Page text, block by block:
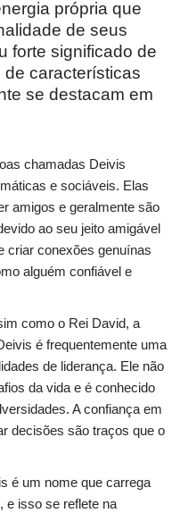
própria que
de seus
forte significado de
de características
se destacam em
chamadas Deivis
e sociáveis. Elas
amigos e geralmente são
ao seu jeito amigável
criar conexões genuínas
alguém confiável e
como o Rei David, a
é frequentemente uma
de liderança. Ele não
da vida e é conhecido
A confiança em
decisões são traços que o
é um nome que carrega
e isso se reflete na